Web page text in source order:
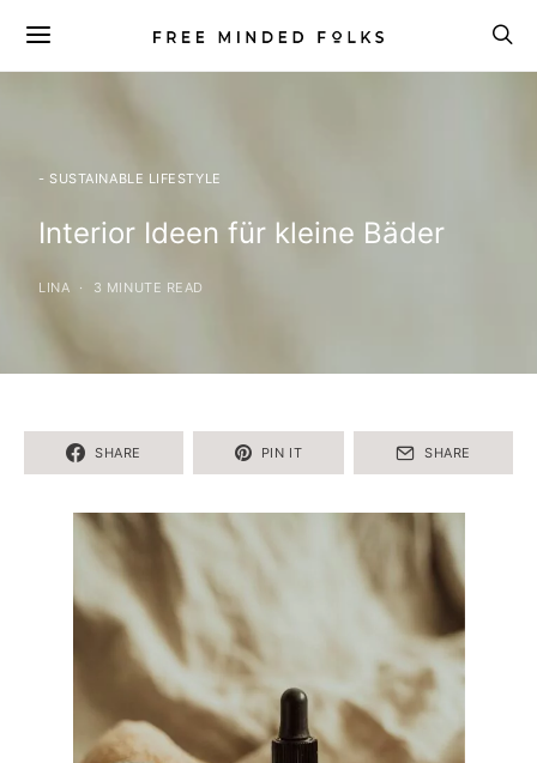
- SUSTAINABLE LIFESTYLE
Interior Ideen für kleine Bäder
LINA 3 MINUTE READ
SHARE PIN IT SHARE